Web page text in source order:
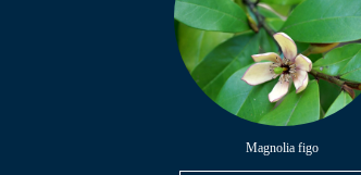
Magnolia figo